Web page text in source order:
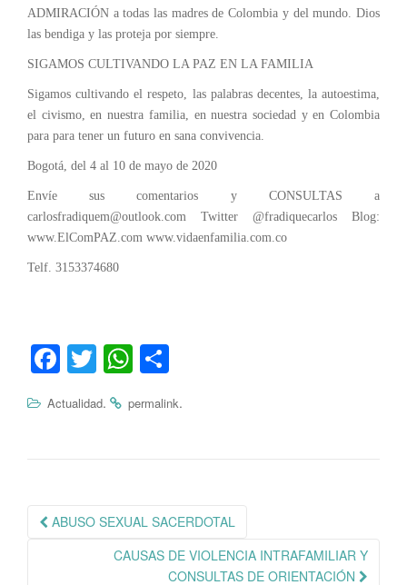
ADMIRACIÓN a todas las madres de Colombia y del mundo. Dios
las bendiga y las proteja por siempre.
SIGAMOS CULTIVANDO LA PAZ EN LA FAMILIA
Sigamos cultivando el respeto, las palabras decentes, la autoestima,
el civismo, en nuestra familia, en nuestra sociedad y en Colombia
para para tener un futuro en sana convivencia.
Bogotá, del 4 al 10 de mayo de 2020
Envíe sus comentarios y CONSULTAS a
carlosfradiquem@outlook.com Twitter @fradiquecarlos Blog:
www.ElComPAZ.com www.vidaenfamilia.com.co
Telf. 3153374680
Fa
bo
T
tte
W
ts
m
Actualidad. permalink.
Navegación
ABUSO SEXUAL SACERDOTAL
CAUSAS DE VIOLENCIA INTRAFAMILIAR Y
CONSULTAS DE ORIENTACIÓN